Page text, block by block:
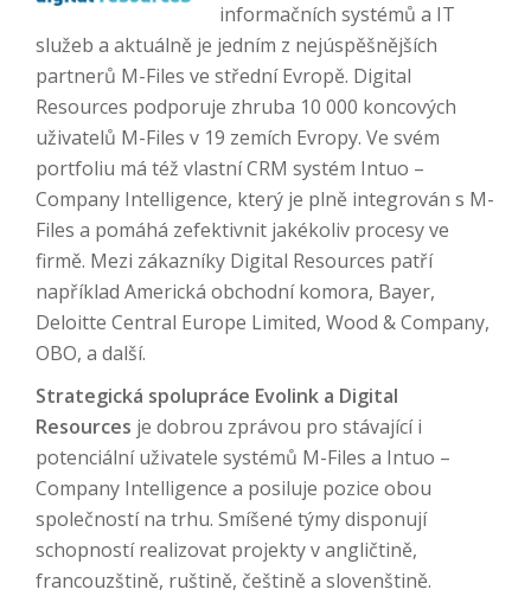
informačních systémů a IT
služeb a aktuálně je jedním z nejúspěšnějších
partnerů M-Files ve střední Evropě. Digital
Resources podporuje zhruba 10 000 koncových
uživatelů M-Files v 19 zemích Evropy. Ve svém
portfoliu má též vlastní CRM systém Intuo –
Company Intelligence, který je plně integrován s M-
Files a pomáhá zefektivnit jakékoliv procesy ve
firmě. Mezi zákazníky Digital Resources patří
například Americká obchodní komora, Bayer,
Deloitte Central Europe Limited, Wood & Company,
OBO, a další.
Strategická spolupráce Evolink a Digital
Resources je dobrou zprávou pro stávající i
potenciální uživatele systémů M-Files a Intuo –
Company Intelligence a posiluje pozice obou
společností na trhu. Smíšené týmy disponují
schopností realizovat projekty v angličtině,
francouzštině, ruštině, češtině a slovenštině.